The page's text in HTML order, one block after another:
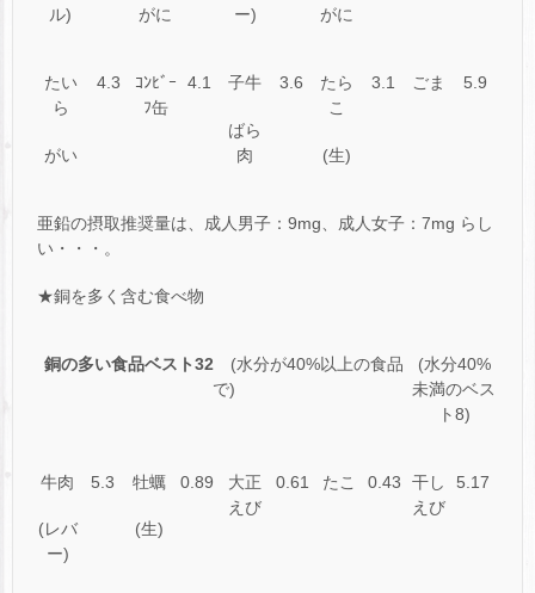
ル)
がに
ー)
がに
たい
ら
がい
4.3
ｺﾝﾋﾞｰ
ﾌ缶
4.1 子牛
ばら
肉
3.6
たら
こ
(生)
3.1 ごま 5.9
亜鉛の摂取推奨量は、成人男子：9mg、成人女子：7mg らし
い・・・。
★銅を多く含む食べ物
銅の多い食品ベスト32 (水分が40%以上の食品
で)
(水分40%
未満のベス
ト8)
牛肉
(レバ
ー)
5.3 牡蠣
(生)
0.89
大正
えび
0.61 たこ 0.43
干し
えび
5.17